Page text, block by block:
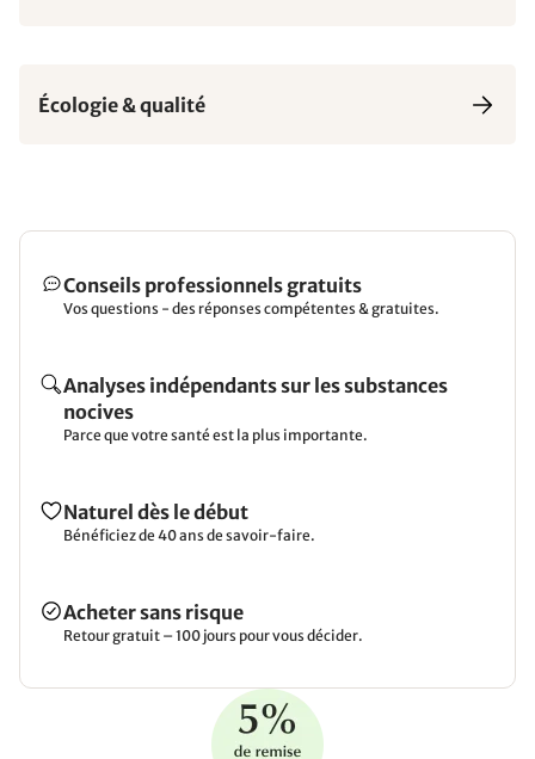
Écologie & qualité
Conseils professionnels gratuits
Vos questions - des réponses compétentes & gratuites.
Analyses indépendants sur les substances
nocives
Parce que votre santé est la plus importante.
Naturel dès le début
Bénéficiez de 40 ans de savoir-faire.
Acheter sans risque
Retour gratuit – 100 jours pour vous décider.